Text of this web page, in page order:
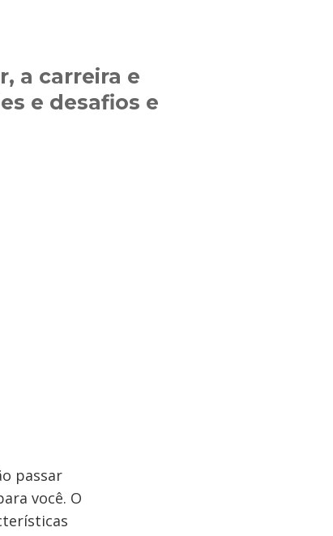
a carreira e
e desafios e
passar
você. O